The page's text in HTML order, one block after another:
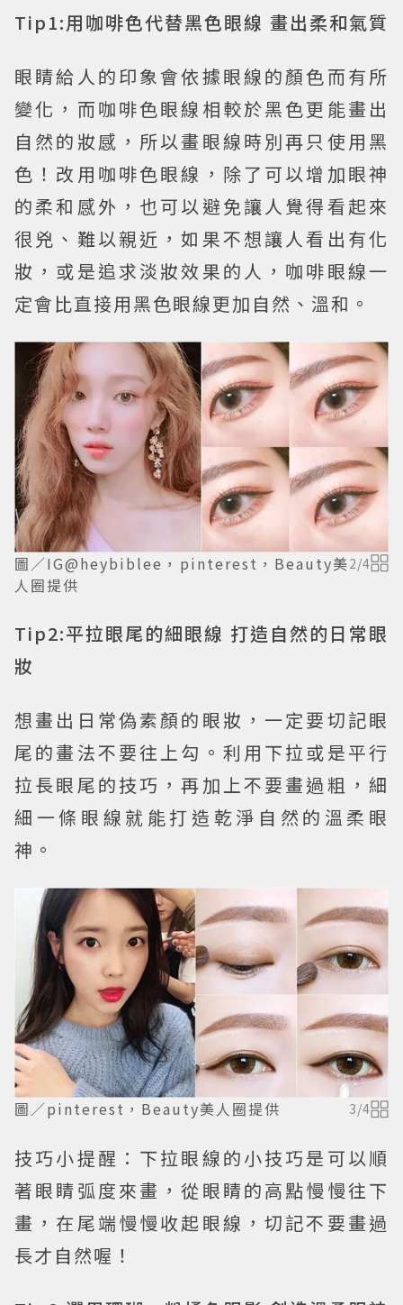
Tip1:用咖啡色代替黑色眼線 畫出柔和氣質
眼睛給人的印象會依據眼線的顏色而有所
變化，而咖啡色眼線相較於黑色更能畫出
自然的妝感，所以畫眼線時別再只使用黑
色！改用咖啡色眼線，除了可以增加眼神
的柔和感外，也可以避免讓人覺得看起來
很兇、難以親近，如果不想讓人看出有化
妝，或是追求淡妝效果的人，咖啡眼線一
定會比直接用黑色眼線更加自然、溫和。
圖／IG@heybiblee，pinterest，Beauty美
人圈提供
2/4
Tip2:平拉眼尾的細眼線 打造自然的日常眼
妝
想畫出日常偽素顏的眼妝，一定要切記眼
尾的畫法不要往上勾。利用下拉或是平行
拉長眼尾的技巧，再加上不要畫過粗，細
細一條眼線就能打造乾淨自然的溫柔眼
神。
圖／pinterest，Beauty美人圈提供 3/4
技巧小提醒：下拉眼線的小技巧是可以順
著眼睛弧度來畫，從眼睛的高點慢慢往下
畫，在尾端慢慢收起眼線，切記不要畫過
長才自然喔！